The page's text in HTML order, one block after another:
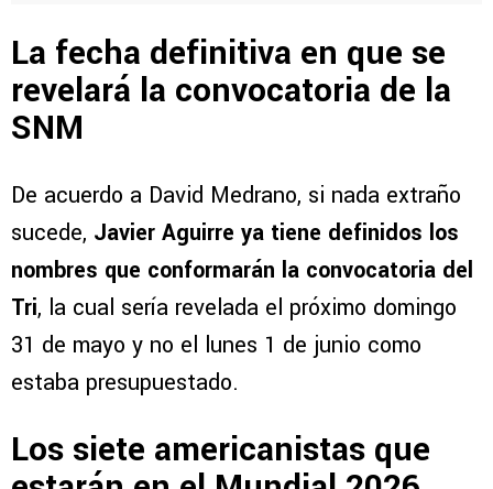
La fecha definitiva en que se
revelará la convocatoria de la
SNM
De acuerdo a David Medrano, si nada extraño
sucede, Javier Aguirre ya tiene definidos los
nombres que conformarán la convocatoria del
Tri, la cual sería revelada el próximo domingo
31 de mayo y no el lunes 1 de junio como
estaba presupuestado.
Los siete americanistas que